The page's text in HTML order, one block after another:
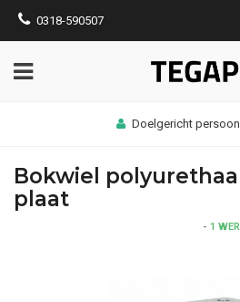
0318-590507
Doelgericht
Bokwiel
plaat
- 1